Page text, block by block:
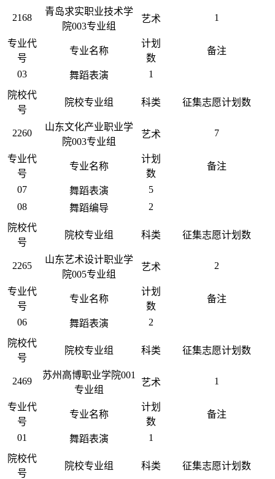
2168
青岛求实职业技术学
院003专业组
艺术 1
专业代
号
专业名称
计划
数
备注
03 舞蹈表演
1
院校代
号
院校专业组 科类 征集志愿计划数
2260
山东文化产业职业学
院003专业组
艺术 7
专业代
号
专业名称
计划
数
备注
07 舞蹈表演
5
08
舞蹈编导
2
院校代
号
院校专业组 科类 征集志愿计划数
2265
山东艺术设计职业学
院005专业组
艺术 2
专业代
号
专业名称
计划
数
备注
06 舞蹈表演
2
院校代
号
院校专业组 科类 征集志愿计划数
2469
苏州高博职业学院001
专业组
艺术 1
专业代
号
专业名称
计划
数
备注
01 舞蹈表演
1
院校代
号
院校专业组 科类 征集志愿计划数